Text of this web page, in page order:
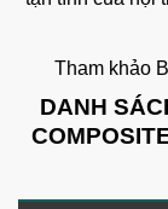
Tham khảo
DANH